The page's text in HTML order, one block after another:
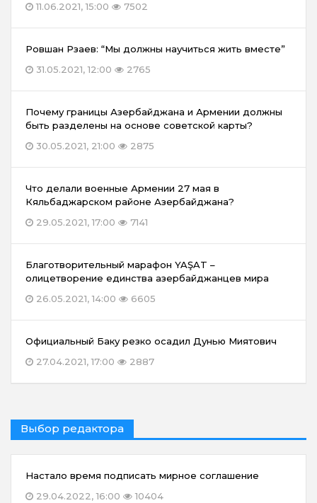
11.06.2021, 15:00
7502
Ровшан Рзаев: “Мы должны научиться жить вместе”
31.05.2021, 12:00
2765
Почему границы Азербайджана и Армении должны
быть разделены на основе советской карты?
30.05.2021, 21:00
2875
Что делали военные Армении 27 мая в
Кяльбаджарском районе Азербайджана?
29.05.2021, 17:00
7141
Благотворительный марафон YAŞAT –
олицетворение единства азербайджанцев мира
26.05.2021, 14:00
6605
Официальный Баку резко осадил Дунью Миятович
27.04.2021, 17:00
2887
Выбор редактора
Настало время подписать мирное соглашение
29.04.2022, 16:00
10404